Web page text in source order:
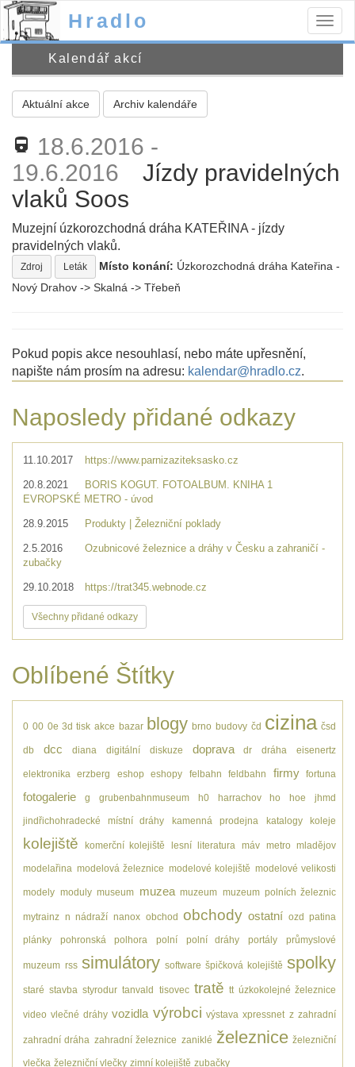
Hradlo
Kalendář akcí
Aktuální akce Archiv kalendáře
directions_railway 18.6.2016 -
19.6.2016
Jízdy pravidelných
vlaků Soos
Muzejní úzkorozchodná dráha KATEŘINA - jízdy
pravidelných vlaků.
Zdroj Leták Místo konání: Úzkorozchodná dráha Kateřina -
Nový Drahov -> Skalná -> Třebeň
Pokud popis akce nesouhlasí, nebo máte upřesnění,
napište nám prosím na adresu: kalendar@hradlo.cz.
Naposledy přidané odkazy
11.10.2017 https://www.parnizaziteksasko.cz
20.8.2021
BORIS KOGUT. FOTOALBUM. KNIHA 1
EVROPSKÉ METRO - úvod
28.9.2015 Produkty | Železniční poklady
2.5.2016
Ozubnicové železnice a dráhy v Česku a zahraničí -
zubačky
29.10.2018 https://trat345.webnode.cz
Všechny přidané odkazy
Oblíbené Štítky
0 00 0e 3d tisk akce bazar blogy brno budovy čd cizina čsd
db dcc diana digitální diskuze doprava dr dráha eisenertz
elektronika erzberg eshop eshopy felbahn feldbahn firmy fortuna
fotogalerie g grubenbahnmuseum h0 harrachov ho hoe jhmd
jindřichohradecké místní dráhy kamenná prodejna katalogy koleje
kolejiště komerční kolejiště lesní literatura máv metro mladějov
modelařina modelová železnice modelové kolejiště modelové velikosti
modely moduly museum muzea muzeum muzeum polních železnic
mytrainz n nádraží nanox obchod obchody ostatní ozd patina
plánky pohronská polhora polní polní dráhy portály průmyslové
muzeum rss simulátory software špičková kolejiště spolky
staré stavba styrodur tanvald tisovec tratě tt úzkokolejné železnice
video vlečné dráhy vozidla výrobci výstava xpressnet z zahradní
zahradní dráha zahradní železnice zaniklé železnice železniční
vlečka železniční vlečky zimní kolejiště zubačky